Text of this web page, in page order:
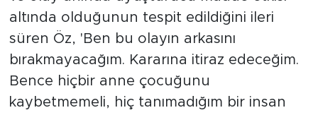
altında olduğunun tespit edildiğini ileri
süren Öz, 'Ben bu olayın arkasını
bırakmayacağım. Kararına itiraz edeceğim.
Bence hiçbir anne çocuğunu
kaybetmemeli, hiç tanımadığım bir insan